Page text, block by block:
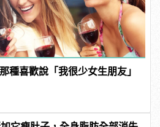
種喜歡說「我很少女生朋友」